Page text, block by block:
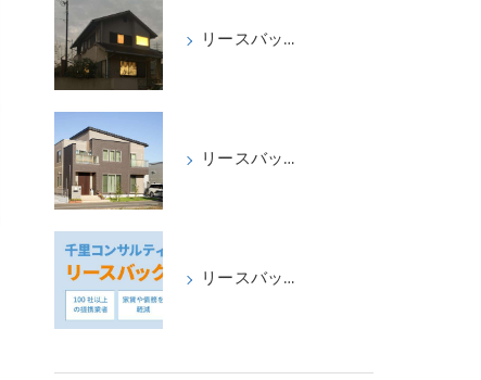
リースバックをして喜ばれたケース パートⅢ
リースバックをして、喜ばれたケース、パートⅡ
リースバックの成功事例パート1